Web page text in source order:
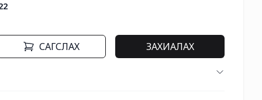
САГСЛАХ ЗАХИАЛАХ